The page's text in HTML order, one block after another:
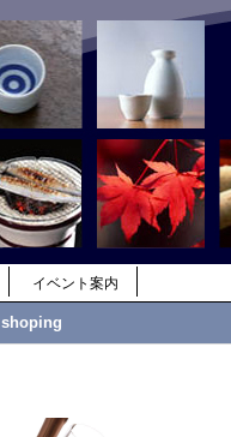
イベント案内
shoping